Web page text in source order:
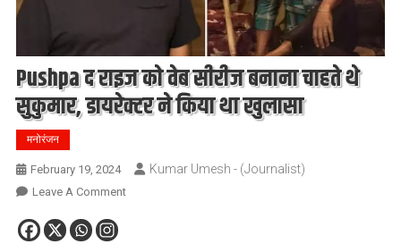
Pushpa द राइज को वेब सीरीज बनाना चाहते थे
सुकुमार, डायरेक्टर ने किया था खुलासा
मनोरंजन
February 19, 2024 Kumar Umesh - (Journalist)
Leave A CommentOn